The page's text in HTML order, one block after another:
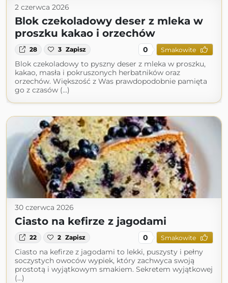
2 czerwca 2026
Blok czekoladowy deser z mleka w
proszku kakao i orzechów
28 3 Zapisz 0 Smakowite
Blok czekoladowy to pyszny deser z mleka w proszku,
kakao, masła i pokruszonych herbatników oraz
orzechów. Większość z Was prawdopodobnie pamięta
go z czasów (...)
30 czerwca 2026
Ciasto na kefirze z jagodami
22 2 Zapisz 0 Smakowite
Ciasto na kefirze z jagodami to lekki, puszysty i pełny
soczystych owoców wypiek, który zachwyca swoją
prostotą i wyjątkowym smakiem. Sekretem wyjątkowej
(...)